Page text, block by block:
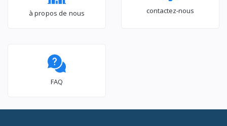
à propos de nous contactez-nous
FAQ